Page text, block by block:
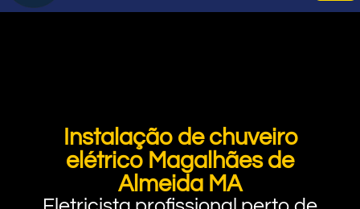
Instalação de chuveiro
elétrico Magalhães de
Almeida MA